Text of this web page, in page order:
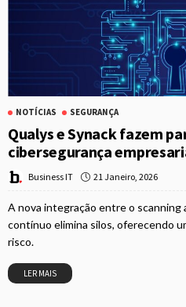
NOTÍCIAS SEGURANÇA
Qualys e Synack fazem
cibersegurança
Business IT 21 Janeiro, 2026
A nova integração entre o
contínuo elimina silos, oferecendo
risco.
LER MAIS